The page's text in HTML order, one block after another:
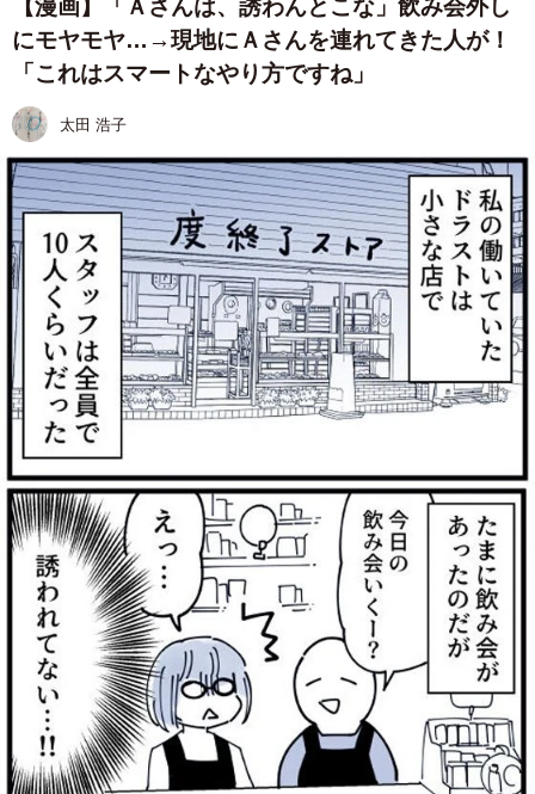
【漫画】「Ａさんは、誘わんとこな」飲み会外し
にモヤモヤ…→現地にＡさんを連れてきた人が！
「これはスマートなやり方ですね」
太田 浩子